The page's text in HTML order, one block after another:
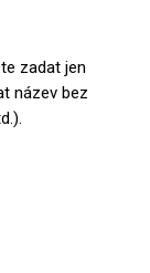
zadat jen
název bez